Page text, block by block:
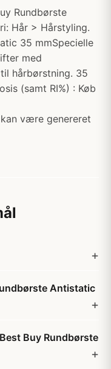
Rundbørste
Hår > Hårstyling.
35 mmSpecielle
med
hårbørstning. 35
(samt RI%) : Køb
være genereret
Antistatic
Buy Rundbørste